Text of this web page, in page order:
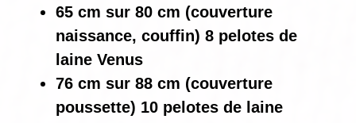
65 cm sur 80 cm (couverture
naissance, couffin) 8 pelotes de
laine Venus
76 cm sur 88 cm (couverture
poussette) 10 pelotes de laine